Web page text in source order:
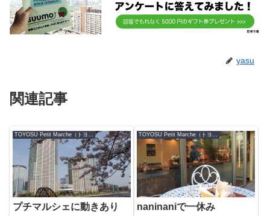
yasu
関連記事
プチマルシェに動きあり naninaniで一休み